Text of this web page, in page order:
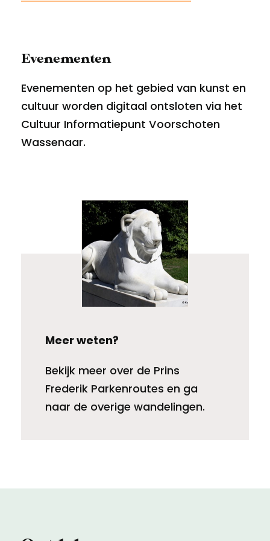
Evenementen
Evenementen op het gebied van kunst en
cultuur worden digitaal ontsloten via het
Cultuur Informatiepunt Voorschoten
Wassenaar.
Meer weten?
Bekijk meer over de Prins
Frederik Parkenroutes en ga
naar de overige wandelingen.